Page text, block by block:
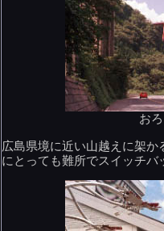
お
広島県境に近い山越えに架
にとっても難所でスイッチバ